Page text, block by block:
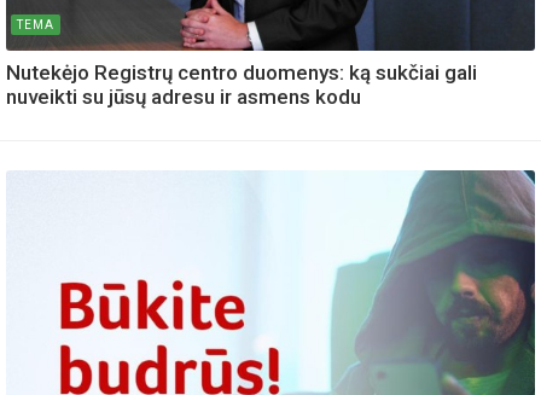
TEMA
Nutekėjo Registrų centro duomenys: ką sukčiai gali
nuveikti su jūsų adresu ir asmens kodu